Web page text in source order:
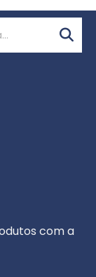
com a